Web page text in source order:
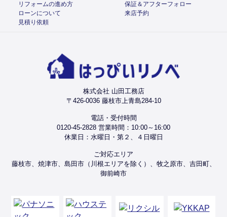
リフォームの進め方
保証＆アフターフォロー
ローンについて
来店予約
見積り依頼
株式会社 山田工務店
〒426-0036 藤枝市上青島284-10
電話・受付時間
0120-45-2828 営業時間：10:00～16:00
休業日：水曜日・第２、４日曜日
ご対応エリア
藤枝市、焼津市、島田市（川根エリアを除く）、牧之原市、吉田町、
御前崎市